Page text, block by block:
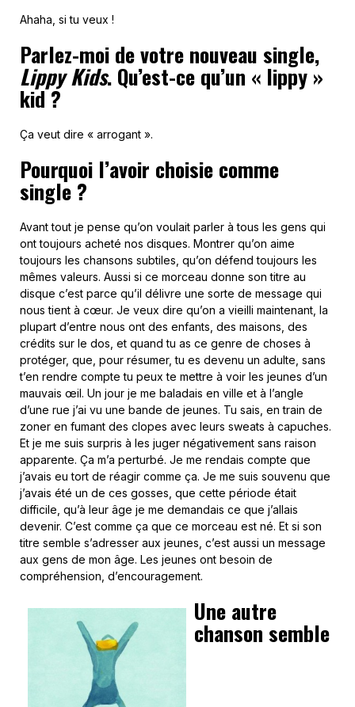
Ahaha, si tu veux !
Parlez-moi de votre nouveau single,
Lippy Kids. Qu’est-ce qu’un « lippy »
kid ?
Ça veut dire « arrogant ».
Pourquoi l’avoir choisie comme
single ?
Avant tout je pense qu’on voulait parler à tous les gens qui
ont toujours acheté nos disques. Montrer qu’on aime
toujours les chansons subtiles, qu’on défend toujours les
mêmes valeurs. Aussi si ce morceau donne son titre au
disque c’est parce qu’il délivre une sorte de message qui
nous tient à cœur. Je veux dire qu’on a vieilli maintenant, la
plupart d’entre nous ont des enfants, des maisons, des
crédits sur le dos, et quand tu as ce genre de choses à
protéger, que, pour résumer, tu es devenu un adulte, sans
t’en rendre compte tu peux te mettre à voir les jeunes d’un
mauvais œil. Un jour je me baladais en ville et à l’angle
d’une rue j’ai vu une bande de jeunes. Tu sais, en train de
zoner en fumant des clopes avec leurs sweats à capuches.
Et je me suis surpris à les juger négativement sans raison
apparente. Ça m’a perturbé. Je me rendais compte que
j’avais eu tort de réagir comme ça. Je me suis souvenu que
j’avais été un de ces gosses, que cette période était
difficile, qu’à leur âge je me demandais ce que j’allais
devenir. C’est comme ça que ce morceau est né. Et si son
titre semble s’adresser aux jeunes, c’est aussi un message
aux gens de mon âge. Les jeunes ont besoin de
compréhension, d’encouragement.
Une autre
chanson semble